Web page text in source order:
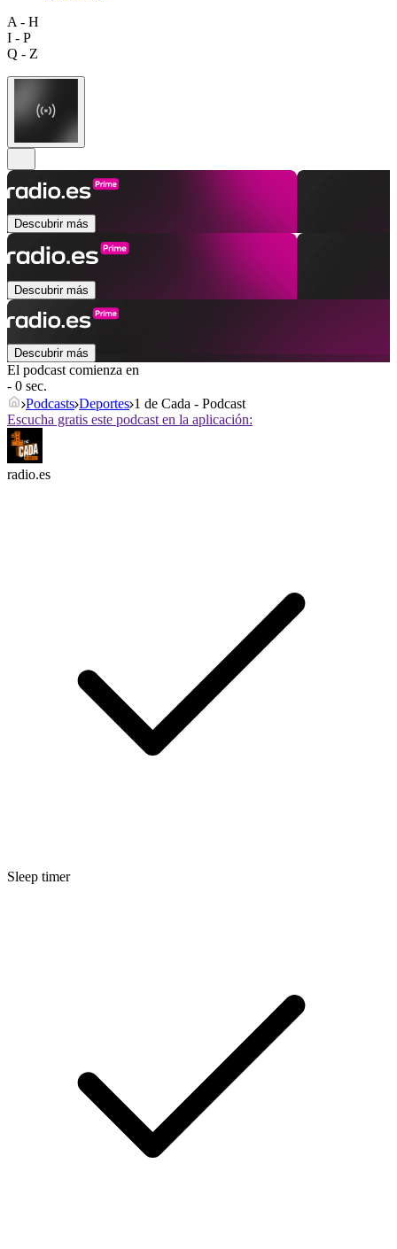
A - H
I - P
Q - Z
Descubrir más
Descubrir más
Descubrir más
El podcast comienza en
- 0 sec.
Podcasts Deportes 1 de Cada - Podcast
Escucha gratis este podcast en la aplicación:
radio.es
Sleep timer